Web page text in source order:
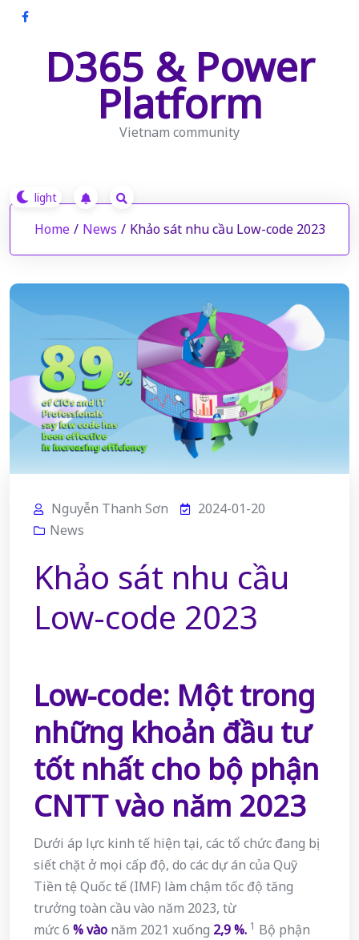
Skip
D365 & Power
Platform
Vietnam community
Home / News / Khảo sát nhu cầu Low-code 2023
Nguyễn Thanh Sơn
2024-01-20
News
Khảo sát nhu cầu
Low-code 2023
Low-code: Một trong
những khoản đầu tư
tốt nhất cho bộ phận
CNTT vào năm 2023
Dưới áp lực kinh tế hiện tại, các tổ chức đang bị
siết chặt ở mọi cấp độ, do các dự án của Quỹ
Tiền tệ Quốc tế (IMF) làm chậm tốc độ tăng
trưởng toàn cầu vào năm 2023, từ
mức 6 %vào năm 2021 xuống 2,9 %. 1 Bộ phận